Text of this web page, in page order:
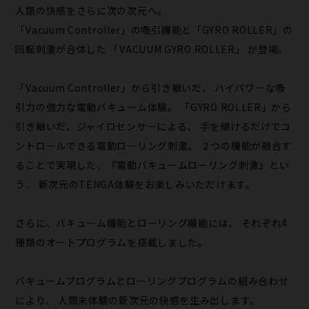
人類の快感をさらに次の次元へ。
「Vacuum Controller」の吸引機能と「GYRO ROLLER」の
回転刺激が合体した 「VACUUM GYRO ROLLER」 が登場。
「Vacuum Controller」から引き継いだ、 ハイパワーな吸
引力の強力な電動バキューム体験。 「GYRO ROLLER」から
引き継いだ、ジャイロセンサーによる、 手を傾けるだけでコ
ントロールできる電動ローリング刺激。 ２つの機能が融合す
ることで実現した、『電動バキュームローリング刺激』とい
う、 新次元のTENGA体験をお楽しみいただけます。
さらに、バキューム機能とローリング機能には、 それぞれ4
種類のオートプログラムを搭載しました。
バキュームプログラムとローリングプログラムの組み合わせ
により、 人類未体験の新次元の快感を生み出します。